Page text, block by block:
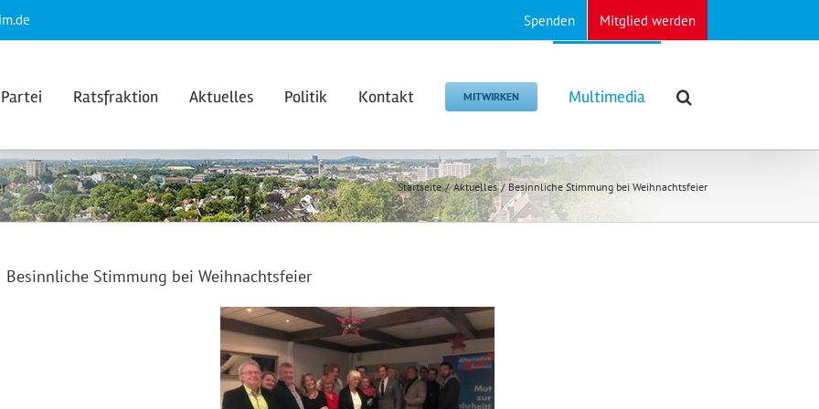
Spenden Mitglied werden
Partei Ratsfraktion Aktuelles Politik Kontakt MITWIRKEN Multimedia
Startseite Aktuelles Besinnliche Stimmung bei Weihnachtsfeier
Besinnliche Stimmung bei Weihnachtsfeier